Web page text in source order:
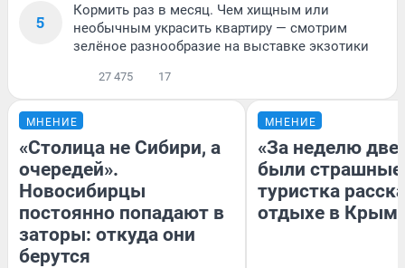
5
Кормить раз в месяц. Чем хищным или
необычным украсить квартиру — смотрим
зелёное разнообразие на выставке экзотики
27 475 17
МНЕНИЕ
«Столица не Сибири, а
очередей».
Новосибирцы
постоянно попадают в
заторы: откуда они
берутся
МНЕНИЕ
«За неделю две
были
туристка
отдыхе в